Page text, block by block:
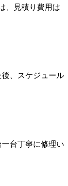
、見積り費用は
、スケジュール
台丁寧に修理い